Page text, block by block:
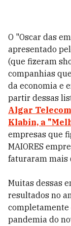
O "Oscar das
apresentado
(que fizeram
companhias
da economia e
partir dessas
Algar
Klabin, a
empresas que
MAIORES
faturaram mais
Muitas dessas
resultados no
completamente
pandemia do